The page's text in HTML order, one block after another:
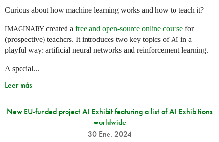
Curious about how machine learning works and how to teach it?
IMAGINARY created a free and open-source online course for
(prospective) teachers. It introduces two key topics of AI in a
playful way: artificial neural networks and reinforcement learning.
A special...
Leer más
New EU-funded project AI Exhibit featuring a list of AI Exhibitions
worldwide
30 Ene. 2024